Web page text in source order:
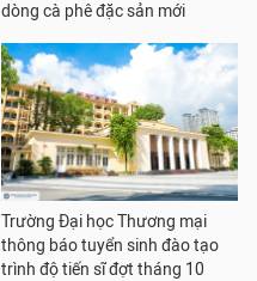
dòng cà phê đặc sản mới
Trường Đại học Thương mại
thông báo tuyển sinh đào tạo
trình độ tiến sĩ đợt tháng 10